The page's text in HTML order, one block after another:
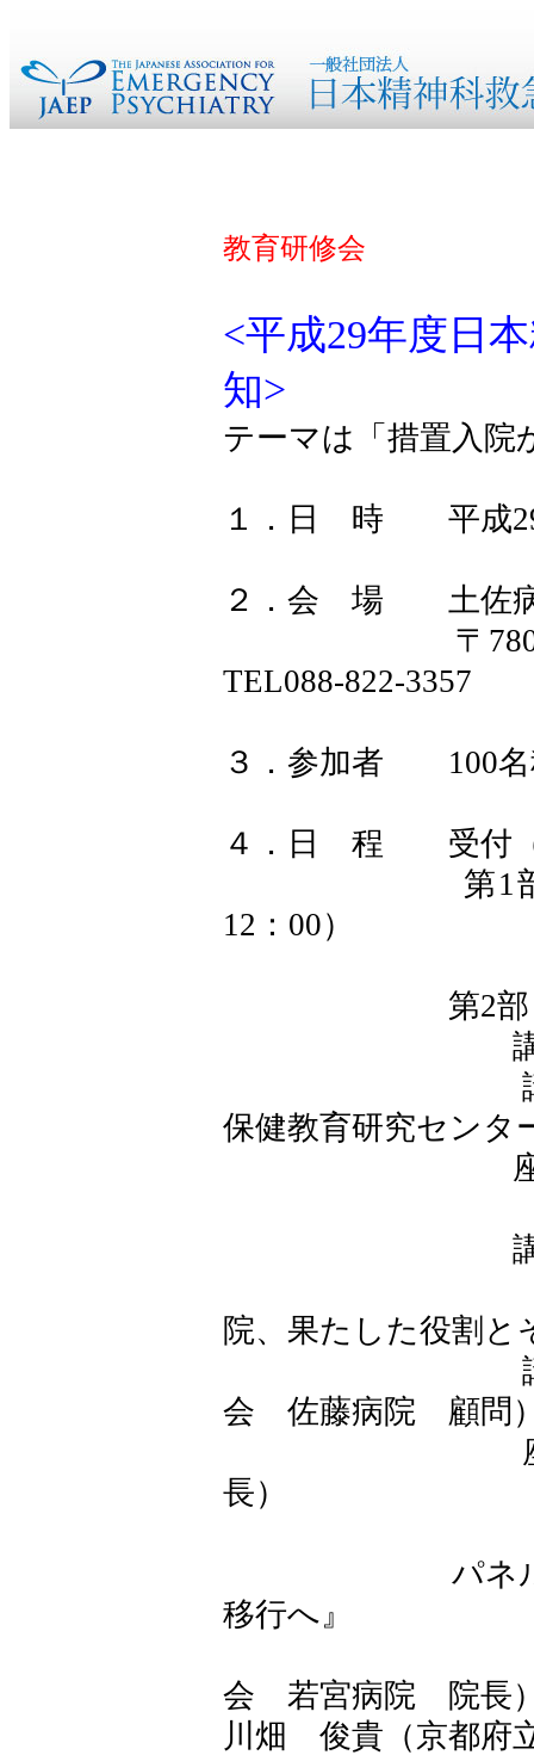
教育研修会
<平成29年度日
知>
テーマは「措置入院
１．日 時 平成29
２．会 場 土佐
〒780-0062
TEL088-822-3357
３．参加者 100名
４．日 程 受付（
第1部［病院
12：00）
第2部［教育研
講演1『司
講師 五十嵐
保健教育研究セン
座長 須藤
講演2『戦
院、果たした役割と
講師 計見
会 佐藤病院 顧問
座長 須藤
長）
パネルディス
移行へ』
会 若宮病院 院長
川畑 俊貴（京都府